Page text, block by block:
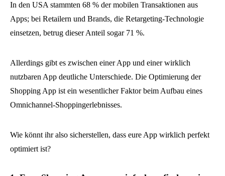
In den USA stammten 68 % der mobilen Transaktionen aus
Apps; bei Retailern und Brands, die Retargeting-Technologie
einsetzen, betrug dieser Anteil sogar 71 %.
Allerdings gibt es zwischen einer App und einer wirklich
nutzbaren App deutliche Unterschiede. Die Optimierung der
Shopping App ist ein wesentlicher Faktor beim Aufbau eines
Omnichannel-Shoppingerlebnisses.
Wie könnt ihr also sicherstellen, dass eure App wirklich perfekt
optimiert ist?